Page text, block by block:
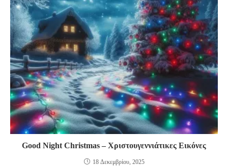
Good Night Christmas – Χριστουγεννιάτικες Εικόνες
18 Δεκεμβρίου, 2025